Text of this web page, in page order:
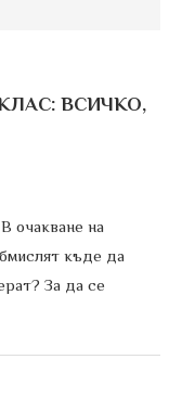
ВСИЧКО,
очакване на
къде да
За да се